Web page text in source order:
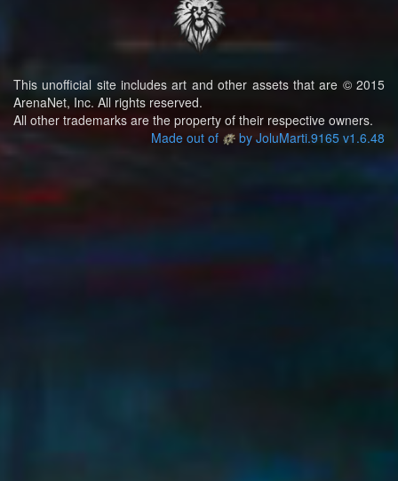
This unofficial site includes art and other assets that are © 2015
ArenaNet, Inc. All rights reserved.
All other trademarks are the property of their respective owners.
Made out of
by JoluMarti.9165 v1.6.48